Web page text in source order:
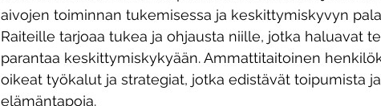
aivojen toiminnan tukemisessa ja keskittymiskyvyn
Raiteille tarjoaa tukea ja ohjausta niille, jotka haluavat
parantaa keskittymiskykyään. Ammattitaitoinen
oikeat työkalut ja strategiat, jotka edistävät toipumista
elämäntapoja.